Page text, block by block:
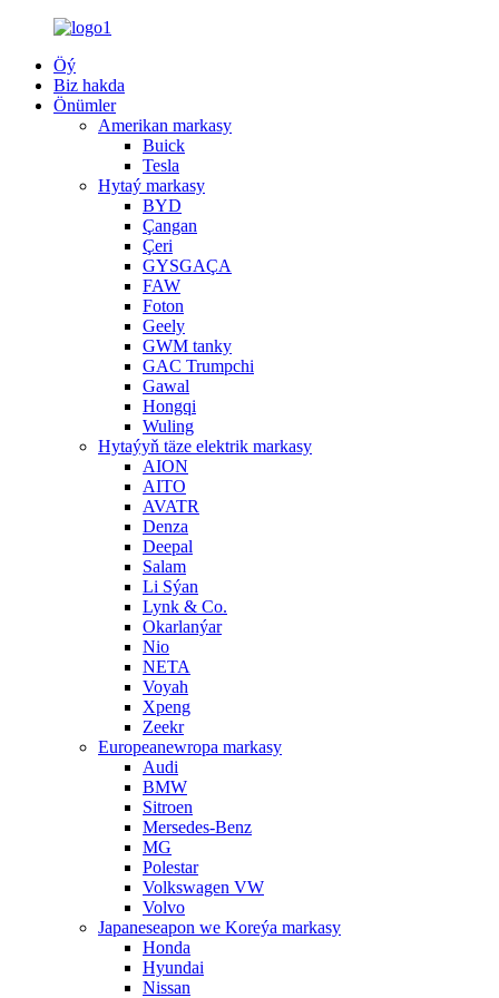
Öý
Biz hakda
Önümler
Amerikan markasy
Buick
Tesla
Hytaý markasy
BYD
Çangan
Çeri
GYSGAÇA
FAW
Foton
Geely
GWM tanky
GAC Trumpchi
Gawal
Hongqi
Wuling
Hytaýyň täze elektrik markasy
AION
AITO
AVATR
Denza
Deepal
Salam
Li Sýan
Lynk & Co.
Okarlanýar
Nio
NETA
Voyah
Xpeng
Zeekr
Europeanewropa markasy
Audi
BMW
Sitroen
Mersedes-Benz
MG
Polestar
Volkswagen VW
Volvo
Japaneseapon we Koreýa markasy
Honda
Hyundai
Nissan